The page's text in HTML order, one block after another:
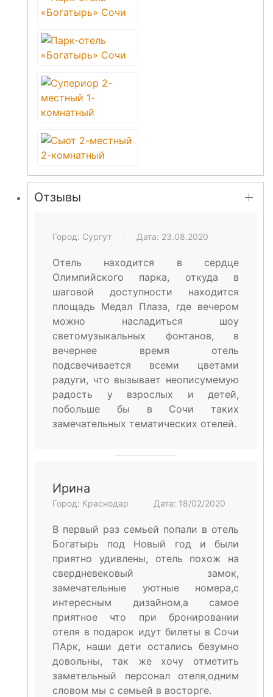
Отзывы
Город: Сургут Дата: 23.08.2020
Отель находится в сердце
Олимпийского парка, откуда в
шаговой доступности находится
площадь Медал Плаза, где вечером
можно насладиться шоу
светомузыкальных фонтанов, в
вечернее время отель
подсвечивается всеми цветами
радуги, что вызывает неописумемую
радость у взрослых и детей,
побольше бы в Сочи таких
замечательных тематических отелей.
Ирина
Город: Краснодар Дата: 18/02/2020
В первый раз семьей попали в отель
Богатырь под Новый год и были
приятно удивлены, отель похож на
свердневековый замок,
замечательные уютные номера,с
интересным дизайном,а самое
приятное что при бронировании
отеля в подарок идут билеты в Сочи
ПАрк, наши дети остались безумно
довольны, так же хочу отметить
заметельный персонал отеля,одним
словом мы с семьей в восторге.